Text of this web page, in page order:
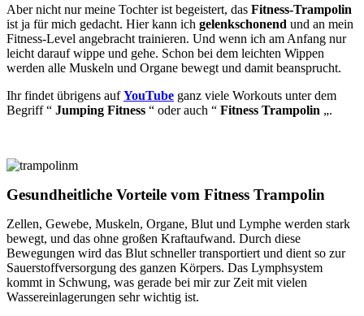
Aber nicht nur meine Tochter ist begeistert, das Fitness-Trampolin
ist ja für mich gedacht. Hier kann ich gelenkschonend und an mein
Fitness-Level angebracht trainieren. Und wenn ich am Anfang nur
leicht darauf wippe und gehe. Schon bei dem leichten Wippen
werden alle Muskeln und Organe bewegt und damit beansprucht.
Ihr findet übrigens aufYouTube ganz viele Workouts unter dem
Begriff “ Jumping Fitness “ oder auch “ Fitness Trampolin „.
Gesundheitliche Vorteile vom Fitness Trampolin
Zellen, Gewebe, Muskeln, Organe, Blut und Lymphe werden stark
bewegt, und das ohne großen Kraftaufwand. Durch diese
Bewegungen wird das Blut schneller transportiert und dient so zur
Sauerstoffversorgung des ganzen Körpers. Das Lymphsystem
kommt in Schwung, was gerade bei mir zur Zeit mit vielen
Wassereinlagerungen sehr wichtig ist.